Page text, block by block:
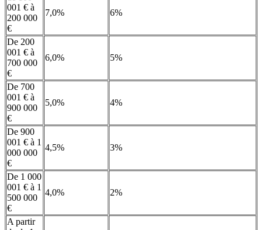
001 € à
200 000
€
7,0% 6%
De 200
001 € à
700 000
€
6,0% 5%
De 700
001 € à
900 000
€
5,0% 4%
De 900
001 € à 1
000 000
€
4,5% 3%
De 1 000
001 € à 1
500 000
€
4,0% 2%
A partir